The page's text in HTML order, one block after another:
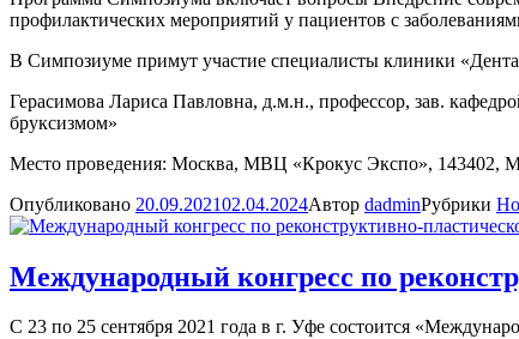
профилактических мероприятий у пациентов с
В Симпозиуме примут участие специалисты клиники
Герасимова Лариса Павловна, д.м.н., профессор, зав.
бруксизмом»
Место проведения: Москва, МВЦ «Крокус Экспо», 143402,
Опубликовано 20.09.202102.04.2024Автор dadminРубрики
Международный конгресс по
С 23 по 25 сентября 2021 года в г. Уфе состоится